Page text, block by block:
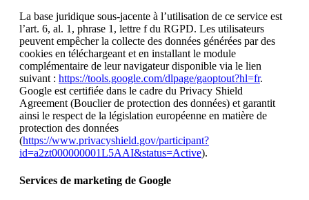
La base juridique sous-jacente à l’utilisation de ce service est
l’art. 6, al. 1, phrase 1, lettre f du RGPD. Les utilisateurs
peuvent empêcher la collecte des données générées par des
cookies en téléchargeant et en installant le module
complémentaire de leur navigateur disponible via le lien
suivant : https://tools.google.com/dlpage/gaoptout?hl=fr.
Google est certifiée dans le cadre du Privacy Shield
Agreement (Bouclier de protection des données) et garantit
ainsi le respect de la législation européenne en matière de
protection des données
(https://www.privacyshield.gov/participant?
id=a2zt000000001L5AAI&status=Active).
Services de marketing de Google